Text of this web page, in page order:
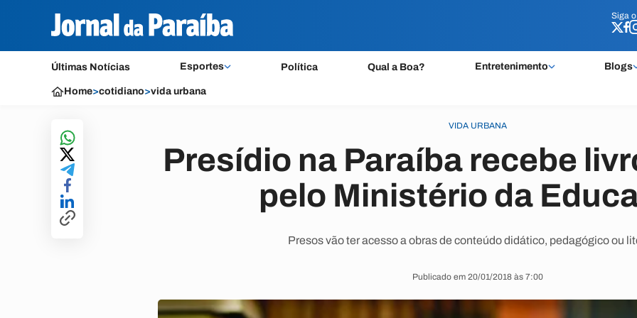
Siga o
Últimas Notícias Esportes Política Qual a Boa? Entretenimento Blogs
Siga o
Home>cotidiano>vida urbana
VIDA URBANA
Presídio na Paraíba recebe
pelo Ministério da
Presos vão ter acesso a obras de conteúdo didático, pedagógico ou
Publicado em 20/01/2018 às 7:00